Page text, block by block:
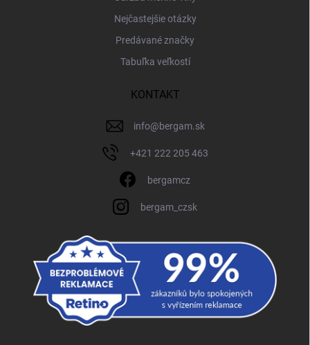
Nejčastejšie otázky
Predávané značky
Tabuľka veľkostí
KONTAKT
info@bergam.sk
+421 222 205 463
bergamcz
bergam_czsk